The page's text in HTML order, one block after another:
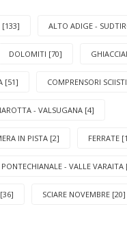
[133] ALTO ADIGE -
DOLOMITI [70]
[51] COMPRENSORI
- VALSUGANA [4]
IN PISTA [2] FERRATE
PONTECHIANALE - VALLE VARAITA
SCIARE NOVEMBRE [20]